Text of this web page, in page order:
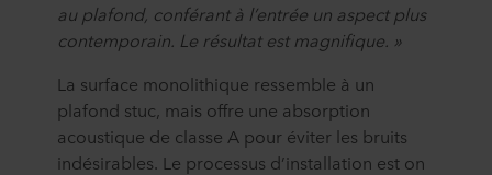
au plafond, conférant à l’entrée un aspect plus
contemporain. Le résultat est magnifique. »
La surface monolithique ressemble à un
plafond stuc, mais offre une absorption
acoustique de classe A pour éviter les bruits
indésirables. Le processus d’installation est on